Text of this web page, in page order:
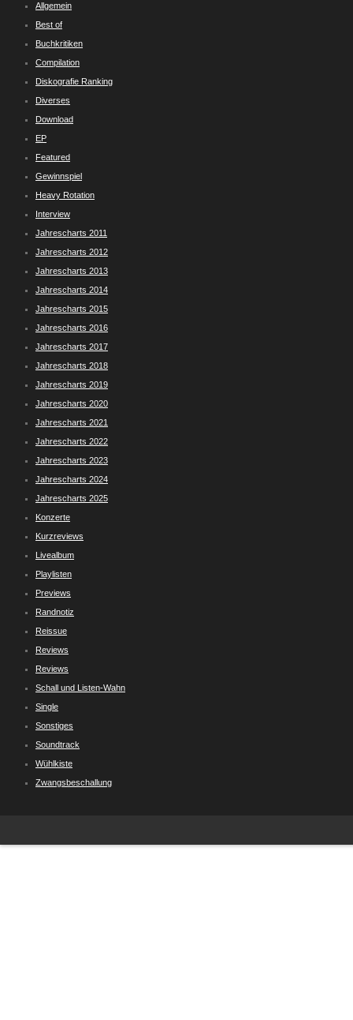
Allgemein
Best of
Buchkritiken
Compilation
Diskografie Ranking
Diverses
Download
EP
Featured
Gewinnspiel
Heavy Rotation
Interview
Jahrescharts 2011
Jahrescharts 2012
Jahrescharts 2013
Jahrescharts 2014
Jahrescharts 2015
Jahrescharts 2016
Jahrescharts 2017
Jahrescharts 2018
Jahrescharts 2019
Jahrescharts 2020
Jahrescharts 2021
Jahrescharts 2022
Jahrescharts 2023
Jahrescharts 2024
Jahrescharts 2025
Konzerte
Kurzreviews
Livealbum
Playlisten
Previews
Randnotiz
Reissue
Reviews
Reviews
Schall und Listen-Wahn
Single
Sonstiges
Soundtrack
Wühlkiste
Zwangsbeschallung